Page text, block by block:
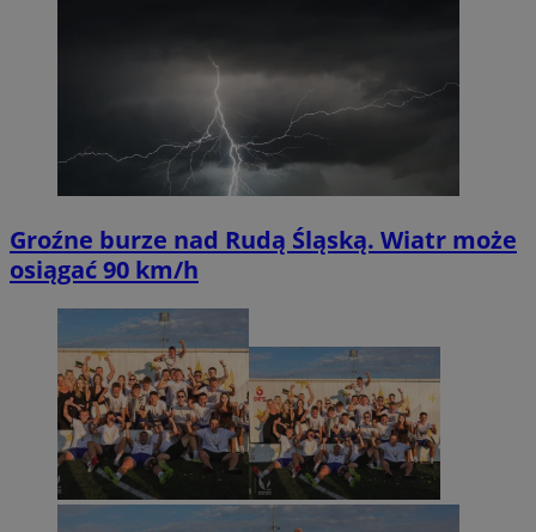
Groźne burze nad Rudą Śląską. Wiatr może
osiągać 90 km/h